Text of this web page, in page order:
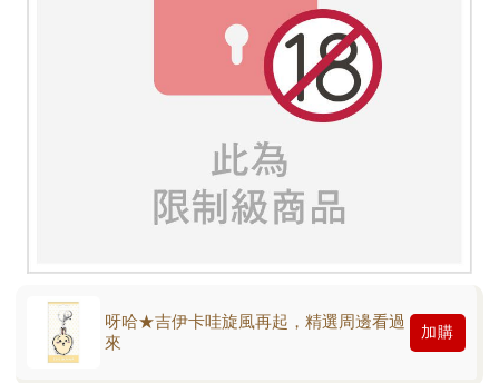
呀哈★吉伊卡哇旋風再起，精選周邊看過
來
加購